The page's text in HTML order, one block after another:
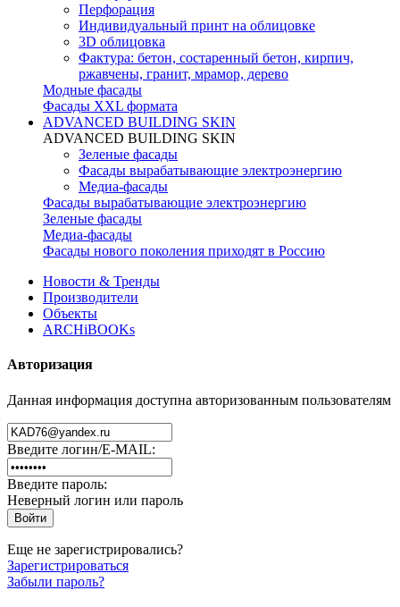
Перфорация
Индивидуальный принт на облицовке
3D облицовка
Фактура: бетон, состаренный бетон, кирпич,
ржавчены, гранит, мрамор, дерево
Модные фасады
Фасады XXL формата
ADVANCED BUILDING SKIN
ADVANCED BUILDING SKIN
Зеленые фасады
Фасады вырабатывающие электроэнергию
Медиа-фасады
Фасады вырабатывающие электроэнергию
Зеленые фасады
Медиа-фасады
Фасады нового поколения приходят в Россию
Новости & Тренды
Производители
Объекты
ARCHiBOOKs
Авторизация
Данная информация доступна авторизованным пользователям
Введите логин/E-MAIL:
Введите пароль:
Неверный логин или пароль
Еще не зарегистрировались?
Зарегистрироваться
Забыли пароль?